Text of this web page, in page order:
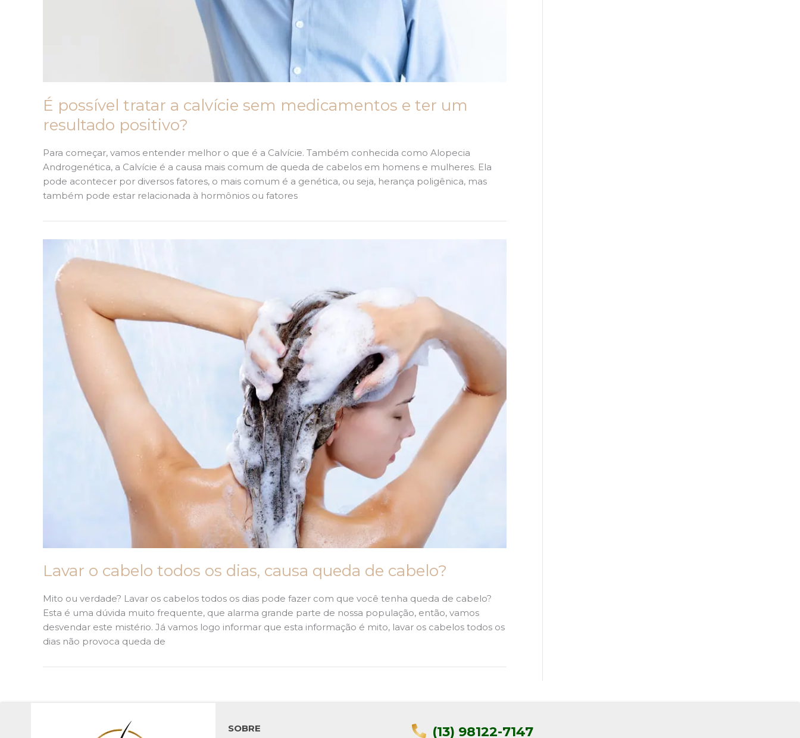
É possível tratar a calvície sem medicamentos e ter um
resultado positivo?
Para começar, vamos entender melhor o que é a Calvície. Também conhecida como Alopecia
Androgenética, a Calvície é a causa mais comum de queda de cabelos em homens e mulheres. Ela
pode acontecer por diversos fatores, o mais comum é a genética, ou seja, herança poligênica, mas
também pode estar relacionada à hormônios ou fatores
Lavar o cabelo todos os dias, causa queda de cabelo?
Mito ou verdade? Lavar os cabelos todos os dias pode fazer com que você tenha queda de cabelo?
Esta é uma dúvida muito frequente, que alarma grande parte de nossa população, então, vamos
desvendar este mistério. Já vamos logo informar que esta informação é mito, lavar os cabelos todos os
dias não provoca queda de
SOBRE (13) 98122-7147